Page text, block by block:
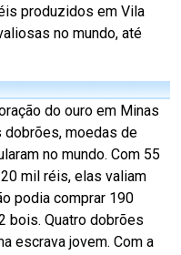
produzidos em Vila
no mundo, até
do ouro em Minas
dobrões, moedas de
no mundo. Com 55
mil réis, elas valiam
podia comprar 190
bois. Quatro dobrões
escrava jovem. Com a